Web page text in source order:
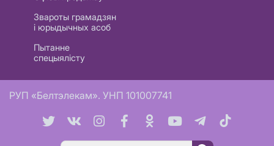
Звароты грамадзян
і юрыдычных асоб
Пытанне
спецыялісту
РУП «Белтэлекам». УНП 101007741